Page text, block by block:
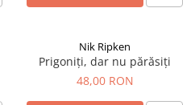
Nik Ripken
Prigoniți, dar nu părăsiți
48,00 RON